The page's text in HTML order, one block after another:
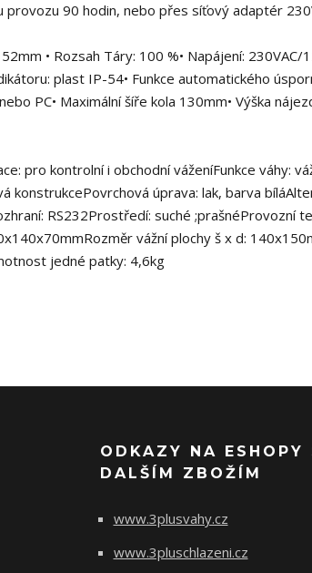
provozu 90 hodin, nebo přes síťový adaptér
• Rozsah Táry: 100 %• Napájení: 230VAC/
plast IP-54• Funkce automatického
PC• Maximální šíře kola 130mm• Výška
pro kontrolní i obchodní váženíFunkce váhy:
konstrukcePovrchová úprava: lak, barva
RS232Prostředí: suché ;prašnéProvozní
vážní plochy š x d:
jedné patky: 4,6kg
ODKAZY NA ESHOPY
DALŠÍM ZBOŽÍM
www.3plusvahy.cz
www.3pluschlazeni.cz